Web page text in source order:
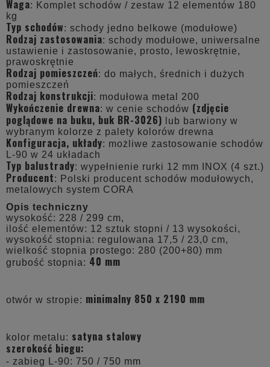
Waga: Komplet schodów / zestaw 12 elementów 180
kg
Typ schodów: schody jedno belkowe (modułowe)
Rodzaj zastosowania: schody modułowe, uniwersalne
ustawienie i zastosowanie, prosto, lewoskrętnie,
prawoskrętnie
Rodzaj pomieszczeń: do małych, średnich i dużych
pomieszczeń
Rodzaj konstrukcji: modułowa metal 200
Wykończenie drewna: w cenie schodów (zdjęcie
poglądowe na buku, buk BR-3026) lub barwiony w
wybranym kolorze z palety kolorów drewna
Konfiguracja, układy: możliwe zastosowanie schodów
L-90 w 24 układach
Typ balustrady: wypełnienie rurki 12 mm INOX (4 szt.)
Producent: Polski producent schodów modułowych,
metalowych system CORA
Opis techniczny
wysokość: 228 / 299 cm,
ilość elementów: 12 sztuk stopni / 13 wysokości,
wysokość stopnia: regulowana 17,5 / 23,0 cm,
wielkość stopnia prostego: 280 (200+80) mm
grubość stopnia: 40 mm
otwór w stropie: minimalny 850 x 2190 mm
kolor metalu: satyna stalowy
szerokość biegu:
- zabieg L-90: 750 / 750 mm